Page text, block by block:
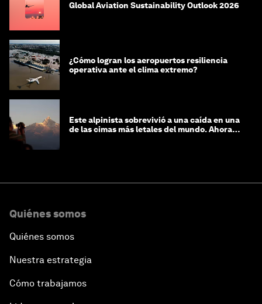
Global Aviation Sustainability Outlook 2026
¿Cómo logran los aeropuertos resiliencia
operativa ante el clima extremo?
Este alpinista sobrevivió a una caída en una
de las cimas más letales del mundo. Ahora
Quiénes somos
Quiénes somos
Nuestra estrategia
Cómo trabajamos